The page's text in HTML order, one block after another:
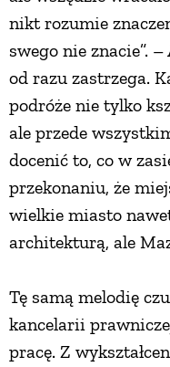
nikt rozumie
swego nie znacie”.
od razu zastrzega.
podróże nie tylko
ale przede
docenić to, co w
przekonaniu, że
wielkie miasto
architekturą, ale
Tę samą melodię
kancelarii
pracę. Z